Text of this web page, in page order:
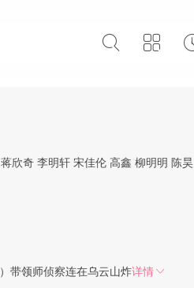
蒋欣奇 李明轩 宋佳伦 高鑫 柳明明 陈昊
带领师侦察连在乌云山炸详情